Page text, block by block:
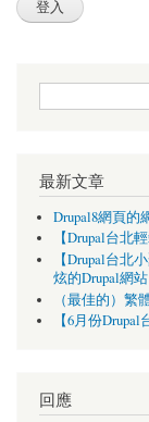
搜尋表單
最新文章
Drupal8網頁的
【Drupal台北
【Drupal台北
炫的Drupal網站
（最佳的）繁
【6月份
回應